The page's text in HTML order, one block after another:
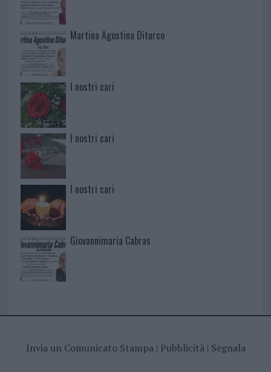
Martina Agostina Diturco
I nostri cari
I nostri cari
I nostri cari
Giovannimaria Cabras
Invia un Comunicato Stampa| Pubblicità| Segnala